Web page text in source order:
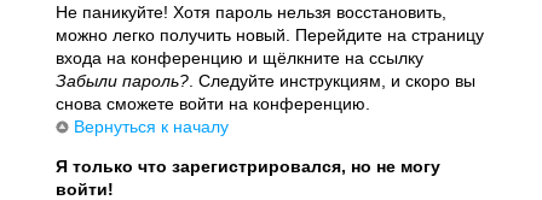
Не паникуйте! Хотя пароль нельзя восстановить,
можно легко получить новый. Перейдите на страницу
входа на конференцию и щёлкните на ссылку
Забыли пароль? . Следуйте инструкциям, и скоро вы
снова сможете войти на конференцию.
Вернуться к началу
Я только что зарегистрировался, но не могу
войти!